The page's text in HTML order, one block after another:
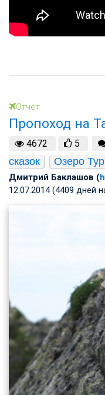
Отчет
Пропоход на
4672 5
сказок
Озеро
Дмитрий Баклашов (
12.07.2014 (4409 дней